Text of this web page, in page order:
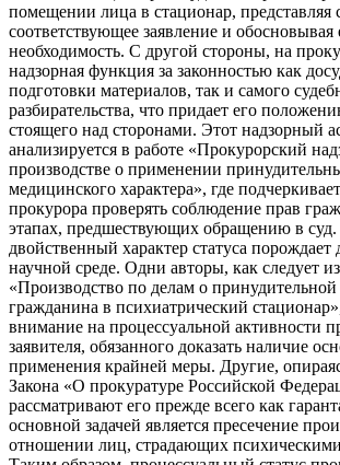
помещении лица в стационар, представляя
соответствующее заявление и обосновывая
необходимость. С другой стороны, на
надзорная функция за законностью как
подготовки материалов, так и самого
разбирательства, что придает его
стоящего над сторонами. Этот надзорный
анализируется в работе «Прокурорский
производстве о применении
медицинского характера», где
прокурора проверять соблюдение прав
этапах, предшествующих обращению в суд.
двойственный характер статуса порождает
научной среде. Одни авторы, как следует
«Производство по делам о
гражданина в психиатрический
внимание на процессуальной активности
заявителя, обязанного доказать наличие
применения крайней меры. Другие,
Закона «О прокуратуре Российской
рассматривают его прежде всего как
основной задачей является пресечение
отношении лиц, страдающих психическими